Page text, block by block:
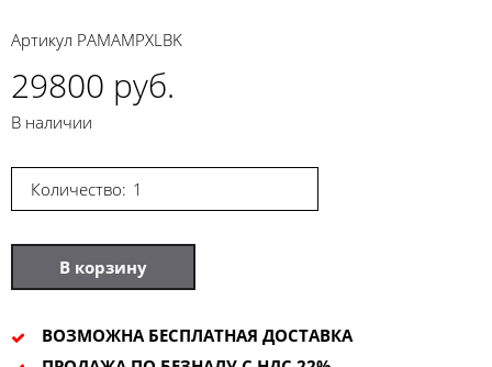
Артикул PAMAMPXLBK
29800 руб.
В наличии
Количество:
В корзину
ВОЗМОЖНА БЕСПЛАТНАЯ ДОСТАВКА